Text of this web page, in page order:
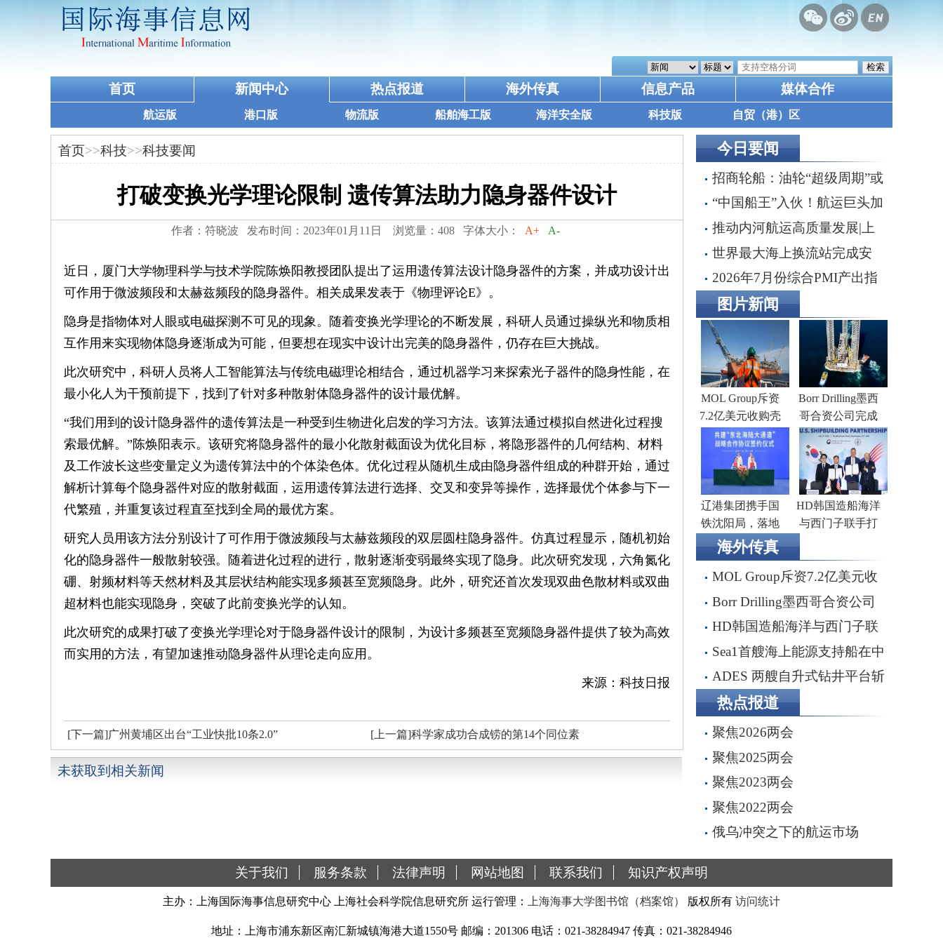
首页 新闻中心 热点报道 海外传真 信息产品 媒体合作
航运版 港口版 物流版 船舶海工版 海洋安全版 科技版 自贸（港）区
首页>>科技>>科技要闻
打破变换光学理论限制 遗传算法助力隐身器件设计
作者：符晓波 发布时间：2023年01月11日 浏览量：408 字体大小： A+ A-
近日，厦门大学物理科学与技术学院陈焕阳教授团队提出了运用遗传算法设计隐身器件的方案，并成功设计出
可作用于微波频段和太赫兹频段的隐身器件。相关成果发表于《物理评论E》。
隐身是指物体对人眼或电磁探测不可见的现象。随着变换光学理论的不断发展，科研人员通过操纵光和物质相
互作用来实现物体隐身逐渐成为可能，但要想在现实中设计出完美的隐身器件，仍存在巨大挑战。
此次研究中，科研人员将人工智能算法与传统电磁理论相结合，通过机器学习来探索光子器件的隐身性能，在
最小化人为干预前提下，找到了针对多种散射体隐身器件的设计最优解。
“我们用到的设计隐身器件的遗传算法是一种受到生物进化启发的学习方法。该算法通过模拟自然进化过程搜
索最优解。”陈焕阳表示。该研究将隐身器件的最小化散射截面设为优化目标，将隐形器件的几何结构、材料
及工作波长这些变量定义为遗传算法中的个体染色体。优化过程从随机生成由隐身器件组成的种群开始，通过
解析计算每个隐身器件对应的散射截面，运用遗传算法进行选择、交叉和变异等操作，选择最优个体参与下一
代繁殖，并重复该过程直至找到全局的最优方案。
研究人员用该方法分别设计了可作用于微波频段与太赫兹频段的双层圆柱隐身器件。仿真过程显示，随机初始
化的隐身器件一般散射较强。随着进化过程的进行，散射逐渐变弱最终实现了隐身。此次研究发现，六角氮化
硼、射频材料等天然材料及其层状结构能实现多频甚至宽频隐身。此外，研究还首次发现双曲色散材料或双曲
超材料也能实现隐身，突破了此前变换光学的认知。
此次研究的成果打破了变换光学理论对于隐身器件设计的限制，为设计多频甚至宽频隐身器件提供了较为高效
而实用的方法，有望加速推动隐身器件从理论走向应用。
来源：科技日报
[下一篇]广州黄埔区出台“工业快批10条2.0” [上一篇]科学家成功合成铹的第14个同位素
未获取到相关新闻
今日要闻
招商轮船：油轮“超级周期”或
延续至2030年，双海峡风险正
在重塑全球航运
“中国船王”入伙！航运巨头加
速布局VLCC船队
推动内河航运高质量发展|上
海打造“联通省际、通江达海”内
河水运体系
世界最大海上换流站完成安
装！中国深远海风电迈入新时代
2026年7月份综合PMI产出指
数为49.3%
图片新闻
MOL Group斥资
7.2亿美元收购壳
牌旗下塞浦路斯
子公司
Borr Drilling墨西
哥合资公司完成
五座钻井平台收
购，交易额2.87亿
美元
辽港集团携手国
铁沈阳局，落地
多项重点合作项
目
HD韩国造船海洋
与西门子联手打
船平台
海外传真
MOL Group斥资7.2亿美元收
购壳牌旗下塞浦路斯子公司
Borr Drilling墨西哥合资公司
完成五座钻井平台收购，交易额
2.87亿美元
HD韩国造船海洋与西门子联
手打造全流程虚拟造船平台
Sea1首艘海上能源支持船在中
船船厂顺利下水
ADES 两艘自升式钻井平台斩
获尼日利亚、英国海域钻井订单
热点报道
聚焦2026两会
聚焦2025两会
聚焦2023两会
聚焦2022两会
俄乌冲突之下的航运市场
关于我们 服务条款 法律声明 网站地图 联系我们 知识产权声明
主办：上海国际海事信息研究中心 上海社会科学院信息研究所 运行管理： 上海海事大学图书馆（档案馆） 版权所有 访问统计
地址：上海市浦东新区南汇新城镇海港大道1550号 邮编：201306 电话：021-38284947 传真：021-38284946